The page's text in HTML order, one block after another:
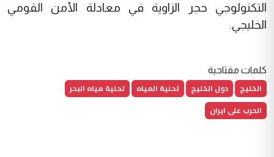
التكنولوجي حجر الزاوية في معادلة الأمن القومي
الخليجي.
كلمات مفتاحية
الخليج دول الخليج تحلية المياه
تحلية مياه البحر
الحرب على ايران